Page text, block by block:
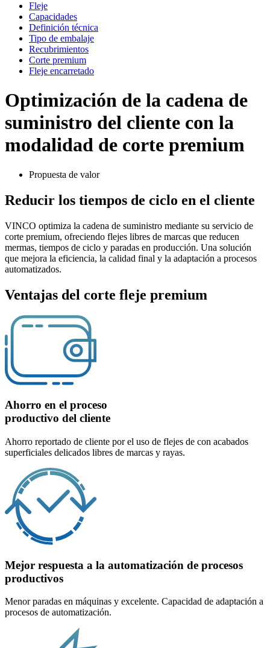
Fleje
Capacidades
Definición técnica
Tipo de embalaje
Recubrimientos
Corte premium
Fleje encarretado
Optimización de la cadena de
suministro del cliente con la
modalidad de corte premium
Propuesta de valor
Reducir los tiempos de ciclo en el cliente
VINCO optimiza la cadena de suministro mediante su servicio de
corte premium, ofreciendo flejes libres de marcas que reducen
mermas, tiempos de ciclo y paradas en producción. Una solución
que mejora la eficiencia, la calidad final y la adaptación a procesos
automatizados.
Ventajas del corte fleje premium
Ahorro en el proceso
productivo del cliente
Ahorro reportado de cliente por el uso de flejes de con acabados
superficiales delicados libres de marcas y rayas.
Mejor respuesta a la automatización de procesos
productivos
Menor paradas en máquinas y excelente. Capacidad de adaptación a
procesos de automatización.